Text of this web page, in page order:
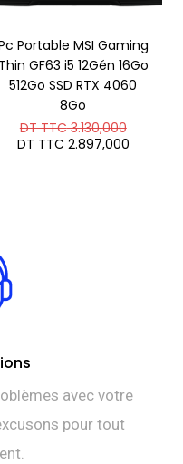
Portable MSI Gaming
Thin GF63 i5 12Gén 16Go
512Go SSD RTX 4060
8Go
DT TTC3.130,000Le
prix
initial
DT TTC 2.897,000Le
avec votre
pour tout